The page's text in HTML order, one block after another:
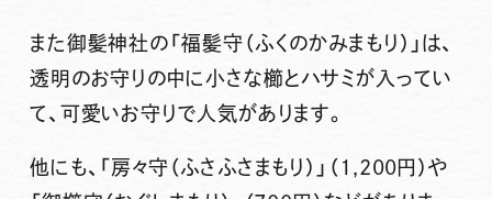
また御髪神社の「福髪守（ふくのかみまもり）」は、
透明のお守りの中に小さな櫛とハサミが入ってい
て、可愛いお守りで人気があります。
他にも、「房々守（ふさふさまもり）」（1,200円）や